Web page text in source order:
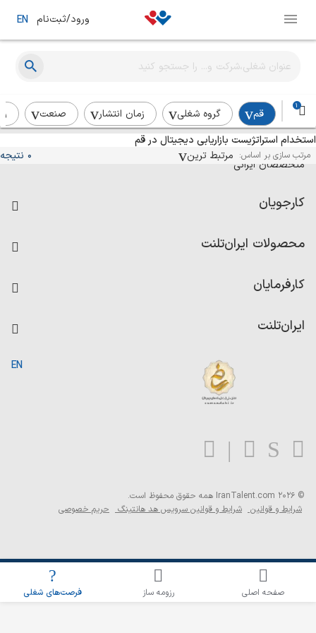
ورود/ثبت‌نام EN
1
قم گروه شغلی زمان انتشار صنعت
استخدام استراتژیست بازاریابی دیجیتال در قم
مرتب سازی بر اساس: مرتبط ترین 0 نتیجه
اطلاع‌رسانی شغلی را برای این جستجو فعال کنید
آگهی‌های استخدام و همکاری برای
متخصصان ایرانی
کارجویان
رزومه ساز
امتیاز شرکت‌ها
محصولات ایران‌تلنت
کاردیکس
کارفرمایان
ایران‌تلنت
بلاگ
EN
© 2026 IranTalent.com
همه حقوق محفوظ است.
شرایط و قوانین شرایط و قوانین سرویس هد هانتینگ حریم خصوصی
صفحه اصلی رزومه ساز فرصت‌های شغلی